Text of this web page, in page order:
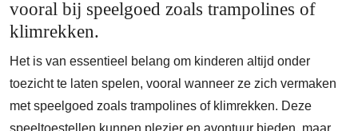
vooral bij speelgoed zoals trampolines of
klimrekken.
Het is van essentieel belang om kinderen altijd onder
toezicht te laten spelen, vooral wanneer ze zich vermaken
met speelgoed zoals trampolines of klimrekken. Deze
speeltoestellen kunnen plezier en avontuur bieden, maar